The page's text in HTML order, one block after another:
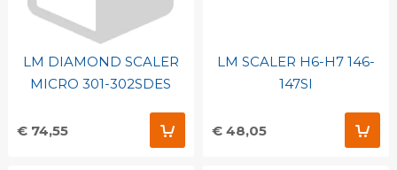
LM DIAMOND SCALER
MICRO 301-302SDES
€ 74,55
LM SCALER H6-H7 146-
147SI
€ 48,05